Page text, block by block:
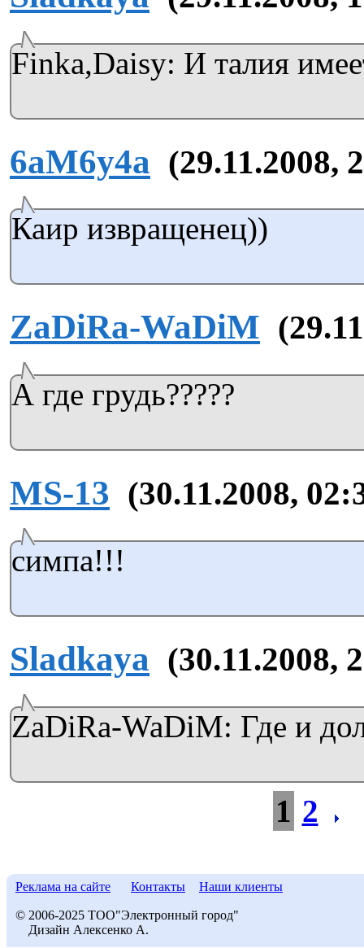
Finka,Daisy: И талия
6aM6y4a (29.11.2008,
Каир извращенец))
ZaDiRa-WaDiM
А где грудь?????
MS-13 (30.11.2008,
симпа!!!
Sladkaya (30.11.2008,
ZaDiRa-WaDiM: Где и
1 2
Реклама на сайте Контакты Наши клиенты
© 2006-2025 ТОО"Электронный город"
Дизайн Алексенко А.